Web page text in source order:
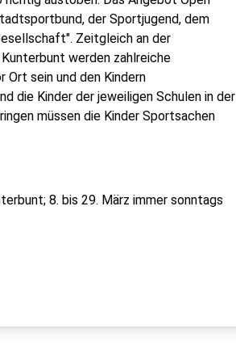
der Sportjugend, dem
Zeitgleich an der
werden zahlreiche
Ort sein und den Kindern
die Kinder der jeweiligen Schulen in der
müssen die Kinder Sportsachen
8. bis 29. März immer sonntags